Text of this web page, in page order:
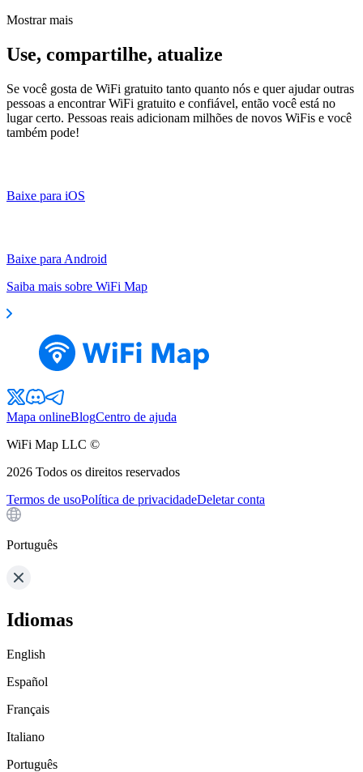
Mostrar mais
Use, compartilhe, atualize
Se você gosta de WiFi gratuito tanto quanto nós e quer ajudar outras
pessoas a encontrar WiFi gratuito e confiável, então você está no
lugar certo. Pessoas reais adicionam milhões de novos WiFis e você
também pode!
Baixe para iOS
Baixe para Android
Saiba mais sobre WiFi Map
Mapa onlineBlogCentro de ajuda
WiFi Map LLC ©
2026 Todos os direitos reservados
Termos de usoPolítica de privacidadeDeletar conta
Português
Idiomas
English
Español
Français
Italiano
Português